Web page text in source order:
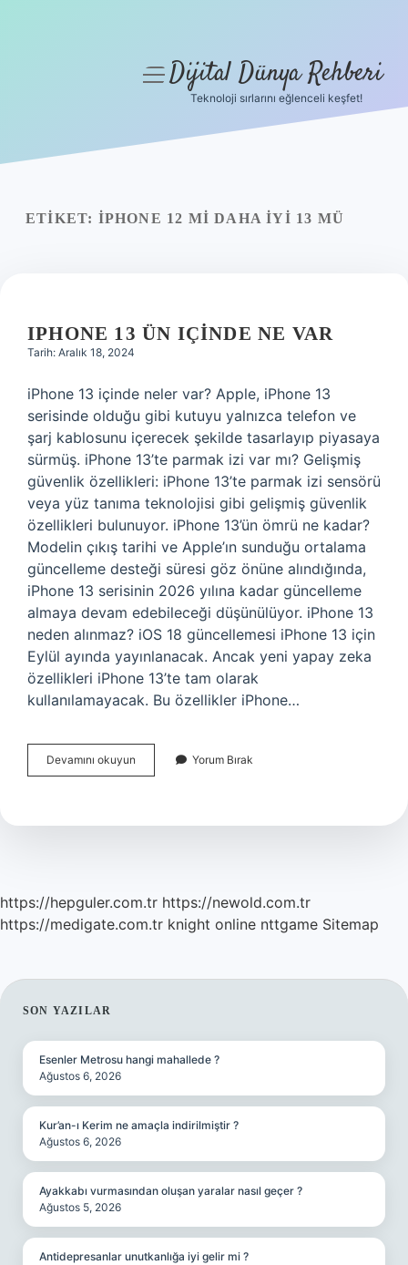
Yasal Uyarı
menüyüDijital Dünya Rehberi
Teknoloji sırlarını eğlenceli keşfet!
ETIKET: IPHONE 12 MI DAHA IYI 13 MÜ
IPHONE 13 ÜN IÇINDE NE VAR
Tarih: Aralık 18, 2024
iPhone 13 içinde neler var? Apple, iPhone 13
serisinde olduğu gibi kutuyu yalnızca telefon ve
şarj kablosunu içerecek şekilde tasarlayıp piyasaya
sürmüş. iPhone 13’te parmak izi var mı? Gelişmiş
güvenlik özellikleri: iPhone 13’te parmak izi sensörü
veya yüz tanıma teknolojisi gibi gelişmiş güvenlik
özellikleri bulunuyor. iPhone 13’ün ömrü ne kadar?
Modelin çıkış tarihi ve Apple’ın sunduğu ortalama
güncelleme desteği süresi göz önüne alındığında,
iPhone 13 serisinin 2026 yılına kadar güncelleme
almaya devam edebileceği düşünülüyor. iPhone 13
neden alınmaz? iOS 18 güncellemesi iPhone 13 için
Eylül ayında yayınlanacak. Ancak yeni yapay zeka
özellikleri iPhone 13’te tam olarak
kullanılamayacak. Bu özellikler iPhone…
Devamını okuyun
13
Ne
Yorum Bırak
https://hepguler.com.tr https://newold.com.tr
https://medigate.com.tr knight online nttgame Sitemap
SIDEBAR
SON YAZILAR
Esenler Metrosu hangi mahallede ?
Ağustos 6, 2026
Kur’an-ı Kerim ne amaçla indirilmiştir ?
Ağustos 6, 2026
Ayakkabı vurmasından oluşan yaralar nasıl geçer ?
Ağustos 5, 2026
Antidepresanlar unutkanlığa iyi gelir mi ?